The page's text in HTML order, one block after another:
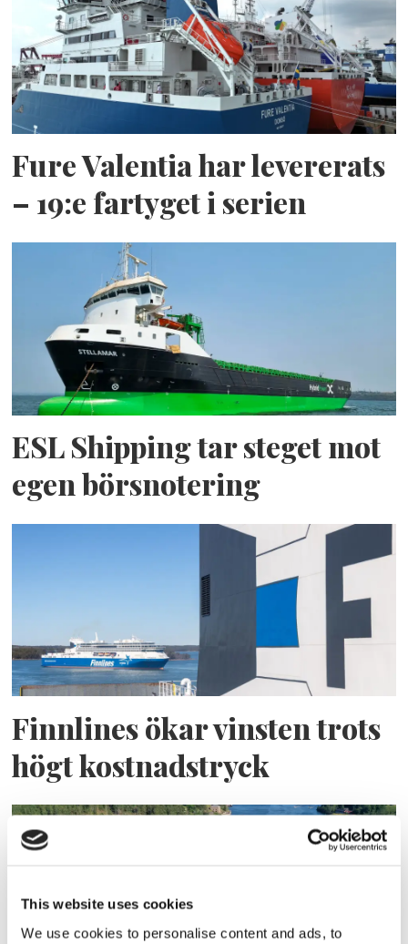
This website uses cookies
We use cookies to personalise content and ads, to
Fure Valentia har levererats
– 19:e fartyget i serien
ESL Shipping tar steget mot
egen börsnotering
Finnlines ökar vinsten trots
högt kostnadstryck